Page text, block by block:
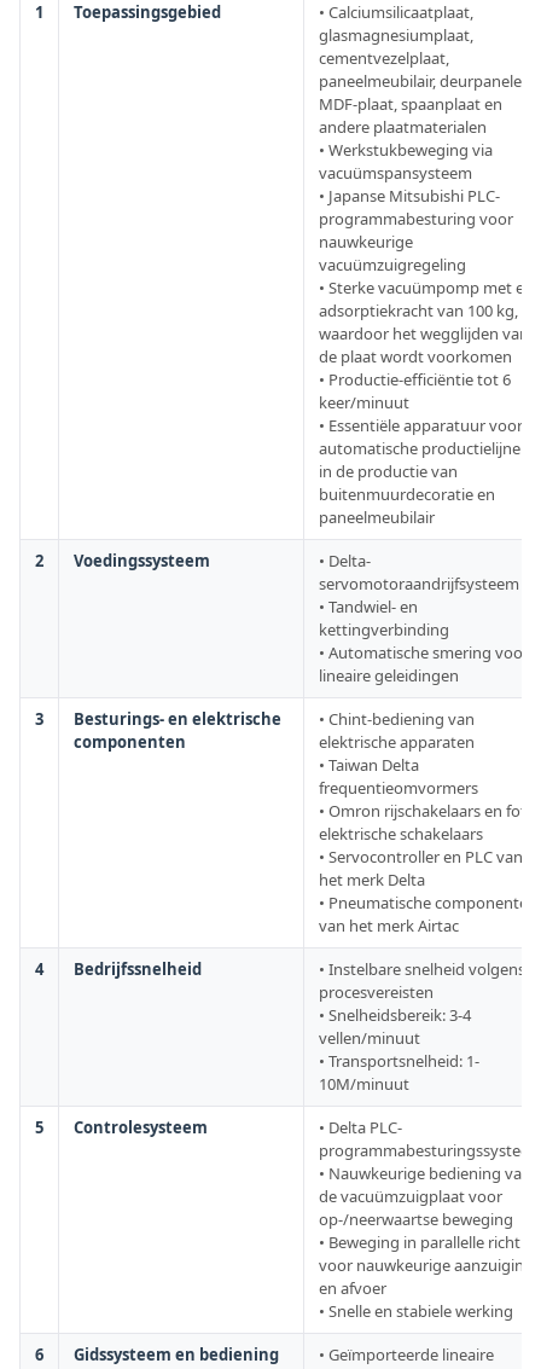
1 Toepassingsgebied
• Calciumsilicaatplaat,
glasmagnesiumplaat,
cementvezelplaat,
paneelmeubilair, deurpanelen,
MDF-plaat, spaanplaat en
andere plaatmaterialen
• Werkstukbeweging via
vacuümspansysteem
• Japanse Mitsubishi PLC-
programmabesturing voor
nauwkeurige
vacuümzuigregeling
• Sterke vacuümpomp met een
adsorptiekracht van 100 kg,
waardoor het wegglijden van
de plaat wordt voorkomen
• Productie-efficiëntie tot 6
keer/minuut
• Essentiële apparatuur voor
automatische productielijnen
in de productie van
buitenmuurdecoratie en
paneelmeubilair
2
Voedingssysteem
• Delta-
servomotoraandrijfsysteem
• Tandwiel- en
kettingverbinding
• Automatische smering voor
lineaire geleidingen
3
Besturings- en elektrische
componenten
• Chint-bediening van
elektrische apparaten
• Taiwan Delta
frequentieomvormers
• Omron rijschakelaars en foto-
elektrische schakelaars
• Servocontroller en PLC van
het merk Delta
• Pneumatische componenten
van het merk Airtac
4
Bedrijfssnelheid
• Instelbare snelheid volgens
procesvereisten
• Snelheidsbereik: 3-4
vellen/minuut
• Transportsnelheid: 1-
10M/minuut
5
Controlesysteem
• Delta PLC-
• Nauwkeurige bediening van
de vacuümzuigplaat voor
op-/neerwaartse beweging
• Beweging in parallelle
voor nauwkeurige aanzuiging
en afvoer
• Snelle en stabiele werking
6
Gidssysteem en bediening
• Geïmporteerde lineaire